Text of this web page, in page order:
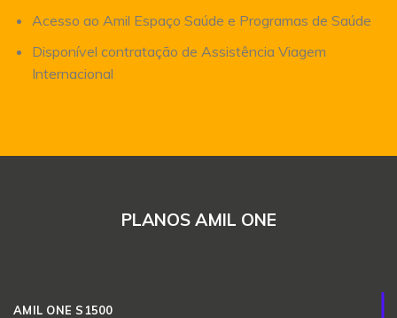
Acesso ao Amil Espaço Saúde e Programas de Saúde
Disponível contratação de Assistência Viagem
Internacional
PLANOS AMIL ONE
AMIL ONE S1500